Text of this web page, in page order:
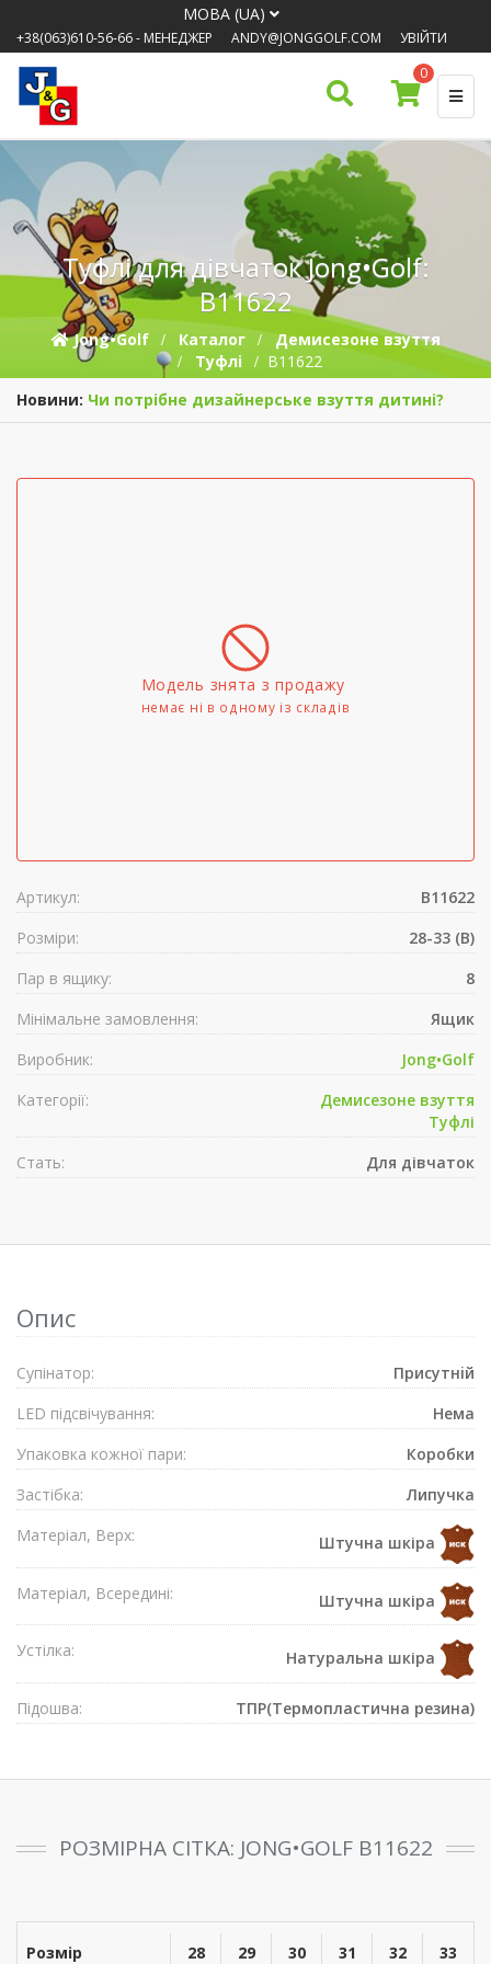
МОВА (UA)
+38(063)610-56-66- МЕНЕДЖЕР ANDY@JONGGOLF.COM
УВІЙТИ
0
Туфлі для дівчаток Jong•Golf:
B11622
Jong•Golf Каталог
Демисезонe взуття
Туфлі
B11622
Новини: Чи потрібне дизайнерське взуття дитині?
Модель знята з продажу
немає ні в одному iз складів
Артикул:
B11622
Розміри:
28-33 (B)
Пар в ящику:
8
Мінімальне замовлення:
Ящик
Виробник:
Jong•Golf
Категорії:
Демисезонe взуття
Туфлі
Стать:
Для дівчаток
Опис
Супiнатор:
Присутнiй
LED підсвічування:
Нема
Упаковка кожної пари:
Коробки
Застібка:
Липучка
Матеріал, Верх:
Штучна шкіра
Матеріал, Всередині: Штучна шкіра
Устілка: Натуральна шкіра
Підошва: ТПР(Термопластична резина)
РОЗМІРНА СІТКА: JONG•GOLF B11622
Розмір 28 29 30 31 32 33